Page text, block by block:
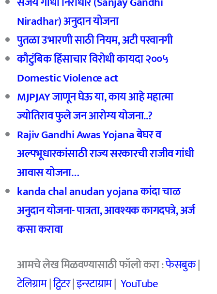
Niradhar) अनुदान योजना
पुतळा उभारणी साठी नियम, अटी परवानगी
कौटुंबिक हिंसाचार विरोधी कायदा २००५
Domestic Violence act
MJPJAY जाणून घेऊ या, काय आहे महात्मा
ज्योतिराव फुले जन आरोग्य योजना..?
Rajiv Gandhi Awas Yojana बेघर व
अल्पभूधारकांसाठी राज्य सरकारची राजीव गांधी
आवास योजना…
kanda chal anudan yojana कांदा चाळ
अनुदान योजना- पात्रता, आवश्यक कागदपत्रे, अर्ज
कसा करावा
आमचे लेख मिळवण्यासाठी फॉलो करा :फेसबुक|
टेलिग्राम|ट्विटर|इन्स्टाग्राम| YouTube